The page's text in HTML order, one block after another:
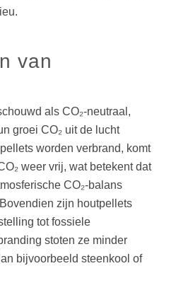
van
als CO₂-neutraal,
groei CO₂ uit de lucht
worden verbrand, komt
weer vrij, wat betekent dat
CO₂-balans
zijn houtpellets
tot fossiele
stoten ze minder
bijvoorbeeld steenkool of